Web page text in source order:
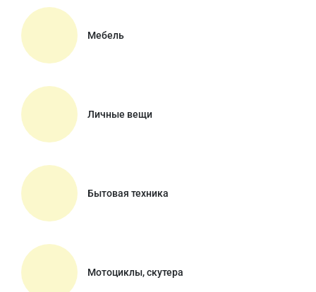
Мебель
Личные вещи
Бытовая техника
Мотоциклы, скутера